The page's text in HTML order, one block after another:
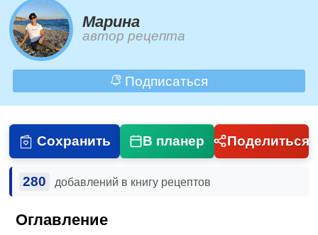
Марина
автор рецепта
Подписаться
Сохранить В планер Поделиться
280 добавлений в книгу рецептов
Оглавление